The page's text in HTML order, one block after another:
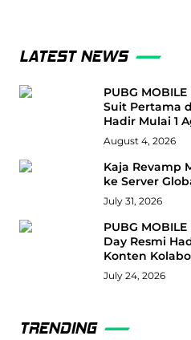
LATEST NEWS
PUBG
Suit Pertama
Hadir Mulai 1
August 4, 2026
Kaja Revamp
ke Server
July 31, 2026
PUBG
Day Resmi
Konten
July 24, 2026
TRENDING